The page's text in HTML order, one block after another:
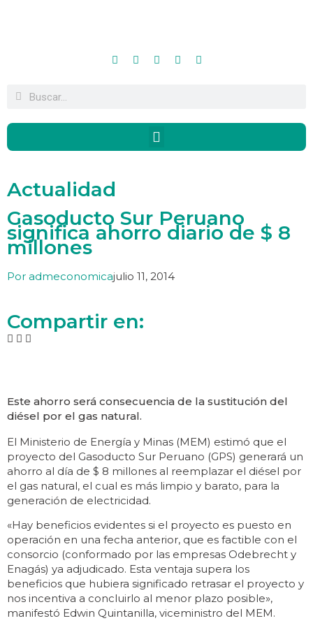
Actualidad
Gasoducto Sur Peruano
significa ahorro diario de $ 8
millones
Por admeconomicajulio 11, 2014
Compartir en:
Este ahorro será consecuencia de la sustitución del
diésel por el gas natural.
El Ministerio de Energía y Minas (MEM) estimó que el
proyecto del Gasoducto Sur Peruano (GPS) generará un
ahorro al día de $ 8 millones al reemplazar el diésel por
el gas natural, el cual es más limpio y barato, para la
generación de electricidad.
«Hay beneficios evidentes si el proyecto es puesto en
operación en una fecha anterior, que es factible con el
consorcio (conformado por las empresas Odebrecht y
Enagás) ya adjudicado. Esta ventaja supera los
beneficios que hubiera significado retrasar el proyecto y
nos incentiva a concluirlo al menor plazo posible»,
manifestó Edwin Quintanilla, viceministro del MEM.